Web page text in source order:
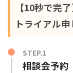
【10秒で完
トライアル
STEP.1
相談会予約